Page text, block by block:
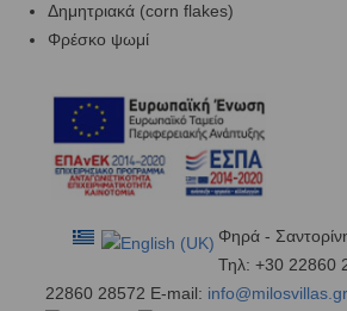
Δημητριακά (corn flakes)
Φρέσκο ψωμί
Φηρά -
Τηλ: +30 22860
22860 28572 E-mail: info@milosvillas.gr